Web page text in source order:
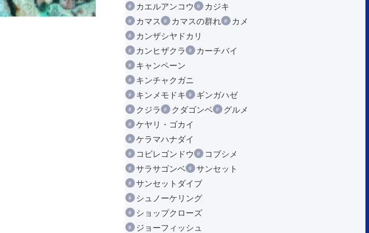
カエルアンコウ
カジキ
カマス
カマスの群れ
カメ
カンザシヤドカリ
カンヒザクラ
カーチバイ
キャンペーン
キンチャクガニ
キンメモドキ
ギンガハゼ
クジラ
クダゴンベ
グルメ
ケヤリ・ゴカイ
ケラマハナダイ
コビレゴンドウ
コブシメ
サラサゴンベ
サンセット
サンセットダイブ
シュノーケリング
ショップクローズ
ジョーフィッシュ